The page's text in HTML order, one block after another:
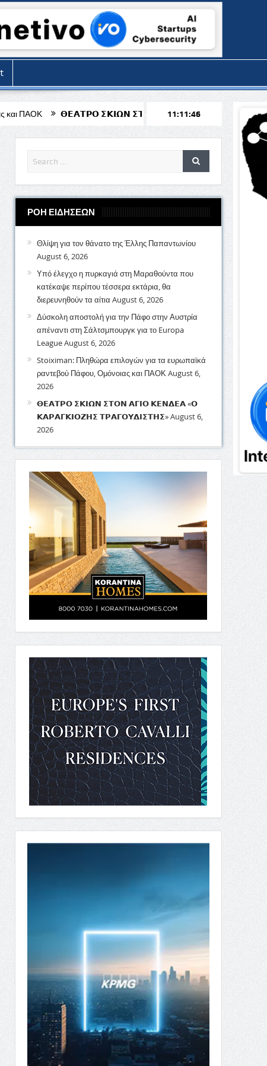
𝝨𝝟𝝞𝝮𝝢 𝝨𝝩𝝤𝝢 𝝖𝝘𝝞𝝤 𝝟𝝚𝝢𝝙𝝚𝝖 «𝝤 𝝟𝝖𝝦𝝖𝝘𝝟𝝞𝝤𝝛𝝜𝝨
11:11:48
ΡΟΗ ΕΙΔΗΣΕΩΝ
Θλίψη για τον θάνατο της Έλλης Παπαντωνίου
August 6, 2026
Υπό έλεγχο η πυρκαγιά στη Μαραθούντα που
κατέκαψε περίπου τέσσερα εκτάρια, θα
διερευνηθούν τα αίτια August 6, 2026
Δύσκολη αποστολή για την Πάφο στην Αυστρία
απέναντι στη Σάλτσμπουργκ για το Europa
LeagueAugust 6, 2026
Stoiximan: Πληθώρα επιλογών για τα ευρωπαϊκά
ραντεβού Πάφου, Ομόνοιας και ΠΑΟΚAugust 6,
2026
𝝝𝝚𝝖𝝩𝝦𝝤 𝝨𝝟𝝞𝝮𝝢 𝝨𝝩𝝤𝝢 𝝖𝝘𝝞𝝤 𝝟𝝚𝝢𝝙𝝚𝝖 «𝝤
𝝟𝝖𝝦𝝖𝝘𝝟𝝞𝝤𝝛𝝜𝝨 𝝩𝝦𝝖𝝘𝝤𝝪𝝙𝝞𝝨𝝩𝝜𝝨»August 6,
2026